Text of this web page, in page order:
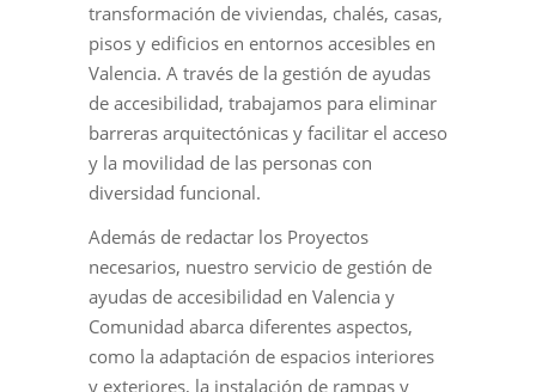
transformación de viviendas, chalés, casas,
pisos y edificios en entornos accesibles en
Valencia. A través de la gestión de ayudas
de accesibilidad, trabajamos para eliminar
barreras arquitectónicas y facilitar el acceso
y la movilidad de las personas con
diversidad funcional.
Además de redactar los Proyectos
necesarios, nuestro servicio de gestión de
ayudas de accesibilidad en Valencia y
Comunidad abarca diferentes aspectos,
como la adaptación de espacios interiores
y exteriores, la instalación de rampas y